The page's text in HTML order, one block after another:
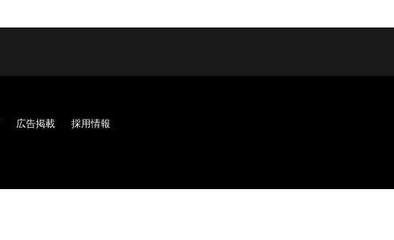
広告掲載 採用情報